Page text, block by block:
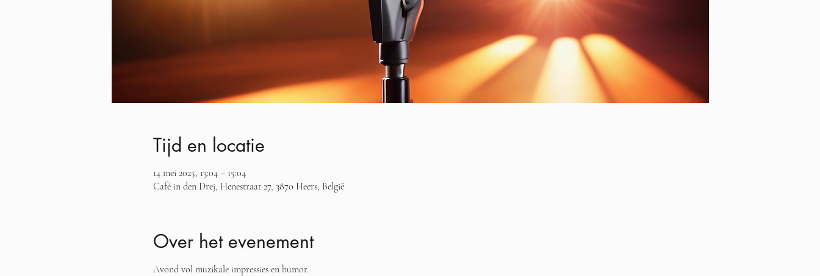
Tijd en locatie
14 mei 2025, 13:04 – 15:04
Café in den Drej, Henestraat 27, 3870 Heers, België
Over het evenement
Avond vol muzikale impressies en humor.